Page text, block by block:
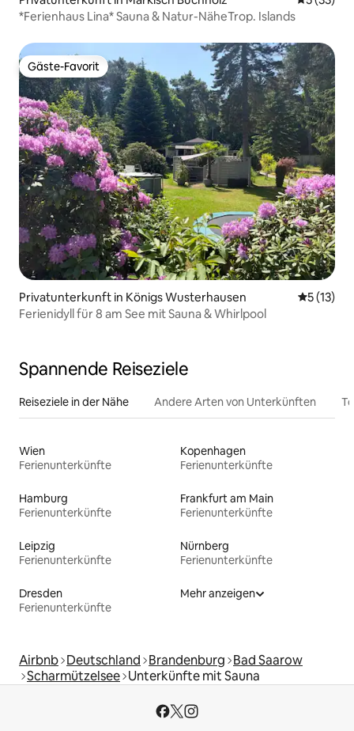
*Ferienhaus Lina* Sauna & Natur-NäheTrop. Islands
Gäste-Favorit
Gäste-Favorit
Privatunterkunft in Königs Wusterhausen
5 (13)
Ferienidyll für 8 am See mit Sauna & Whirlpool
Spannende Reiseziele
Reiseziele in der Nähe Andere Arten von Unterkünften
Wien
Ferienunterkünfte
Kopenhagen
Ferienunterkünfte
Hamburg
Ferienunterkünfte
Frankfurt am Main
Ferienunterkünfte
Leipzig
Ferienunterkünfte
Nürnberg
Ferienunterkünfte
Dresden
Ferienunterkünfte
Mehr anzeigen
Airbnb Deutschland Brandenburg Bad Saarow
Scharmützelsee Unterkünfte mit Sauna